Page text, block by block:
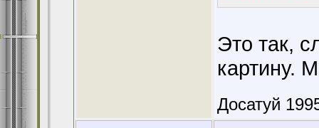
Это так,
картину.
Досатуй